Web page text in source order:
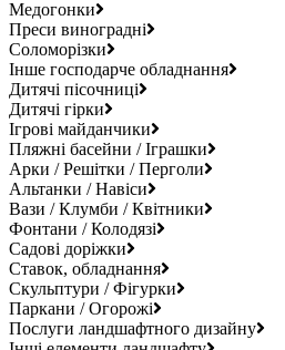
Медогонки
Преси виноградні
Соломорізки
Інше господарче обладнання
Дитячі пісочниці
Дитячі гірки
Ігрові майданчики
Пляжні басейни / Іграшки
Арки / Решітки / Перголи
Альтанки / Навіси
Вази / Клумби / Квітники
Фонтани / Колодязі
Садові доріжки
Ставок, обладнання
Скульптури / Фігурки
Паркани / Огорожі
Послуги ландшафтного дизайну